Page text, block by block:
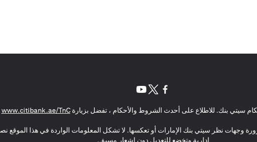
سيتي بنك. للاطلاع على أحدث الشروط والأحكام ، تفضل بزيارةwww.citibank.ae/TnC
(opens in a new tab)
وجهات نظر سيتي بنك الإمارات أو تعكسها. لا تشكل المعلومات الواردة في هذا الموقع
إدارية وتخضع للتعديل دون إشعار مسبق.